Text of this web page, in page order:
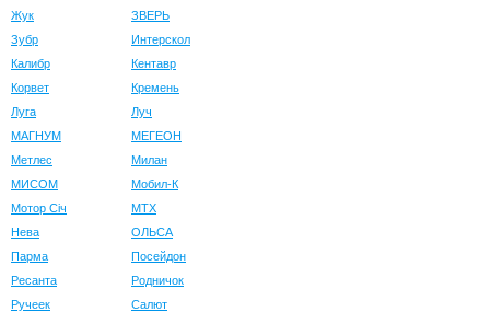
Жук
ЗВЕРЬ
Зубр
Интерскол
Калибр
Кентавр
Корвет
Кремень
Луга
Луч
МАГНУМ
МЕГЕОН
Метлес
Милан
МИСОМ
Мобил-К
Мотор Сiч
МТХ
Нева
ОЛЬСА
Парма
Посейдон
Ресанта
Родничок
Ручеек
Салют